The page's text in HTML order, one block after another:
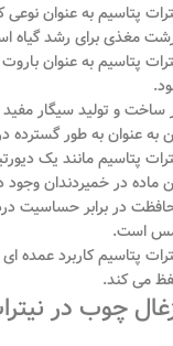
پتاسیم به عنوان
مغذی برای رشد گیاه
پتاسیم به عنوان
ساخت و تولید سیگار
به عنوان به طور
پتاسیم مانند یک
ماده در خمیردندان
در برابر حساسیت
است.
پتاسیم کاربرد عمده
می کند.
چوب در